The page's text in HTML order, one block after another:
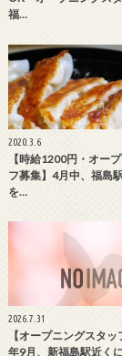
福…
2020.3.6
【時給1200円・オー
フ募集】4月中、福島
を…
2026.7.31
【オープニングスタ
年9月、新福島駅近く